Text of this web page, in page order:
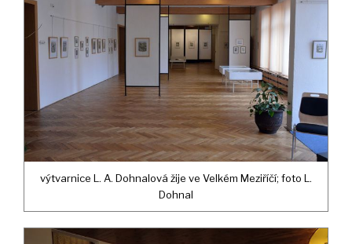
výtvarnice L. A. Dohnalová žije ve Velkém Meziříčí; foto L.
Dohnal